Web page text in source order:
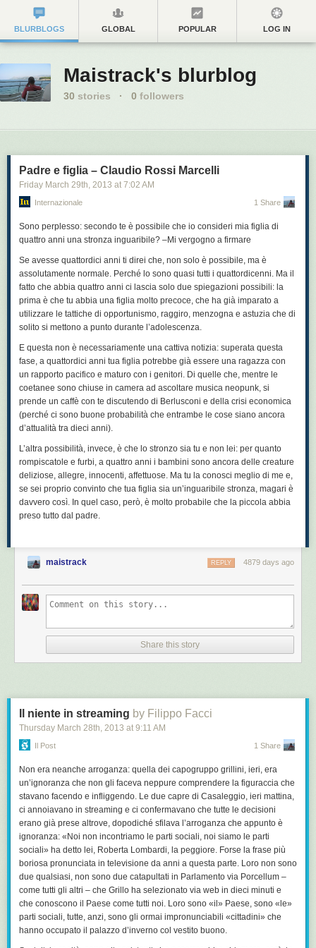
BLURBLOGS GLOBAL POPULAR LOG IN
Maistrack's blurblog
30 stories · 0 followers
Padre e figlia – Claudio Rossi Marcelli
Friday March 29th, 2013 at 7:02 AM
Internazionale 1 Share
Sono perplesso: secondo te è possibile che io consideri mia figlia di
quattro anni una stronza inguaribile? –Mi vergogno a firmare
Se avesse quattordici anni ti direi che, non solo è possibile, ma è
assolutamente normale. Perché lo sono quasi tutti i quattordicenni. Ma il
fatto che abbia quattro anni ci lascia solo due spiegazioni possibili: la
prima è che tu abbia una figlia molto precoce, che ha già imparato a
utilizzare le tattiche di opportunismo, raggiro, menzogna e astuzia che di
solito si mettono a punto durante l’adolescenza.
E questa non è necessariamente una cattiva notizia: superata questa
fase, a quattordici anni tua figlia potrebbe già essere una ragazza con
un rapporto pacifico e maturo con i genitori. Di quelle che, mentre le
coetanee sono chiuse in camera ad ascoltare musica neopunk, si
prende un caffè con te discutendo di Berlusconi e della crisi economica
(perché ci sono buone probabilità che entrambe le cose siano ancora
d’attualità tra dieci anni).
L’altra possibilità, invece, è che lo stronzo sia tu e non lei: per quanto
rompiscatole e furbi, a quattro anni i bambini sono ancora delle creature
deliziose, allegre, innocenti, affettuose. Ma tu la conosci meglio di me e,
se sei proprio convinto che tua figlia sia un’inguaribile stronza, magari è
davvero così. In quel caso, però, è molto probabile che la piccola abbia
preso tutto dal padre.
maistrack 4879 days ago
REPLY
Share this story
Il niente in streaming by Filippo Facci
Thursday March 28th, 2013 at 9:11 AM
Il Post 1 Share
Non era neanche arroganza: quella dei capogruppo grillini, ieri, era
un’ignoranza che non gli faceva neppure comprendere la figuraccia che
stavano facendo e infliggendo. Le due capre di Casaleggio, ieri mattina,
ci annoiavano in streaming e ci confermavano che tutte le decisioni
erano già prese altrove, dopodiché sfilava l’arroganza che appunto è
ignoranza: «Noi non incontriamo le parti sociali, noi siamo le parti
sociali» ha detto lei, Roberta Lombardi, la peggiore. Forse la frase più
boriosa pronunciata in televisione da anni a questa parte. Loro non sono
due qualsiasi, non sono due catapultati in Parlamento via Porcellum –
come tutti gli altri – che Grillo ha selezionato via web in dieci minuti e
che conoscono il Paese come tutti noi. Loro sono «il» Paese, sono «le»
parti sociali, tutte, anzi, sono gli ormai impronunciabili «cittadini» che
hanno occupato il palazzo d’inverno col vestito buono.